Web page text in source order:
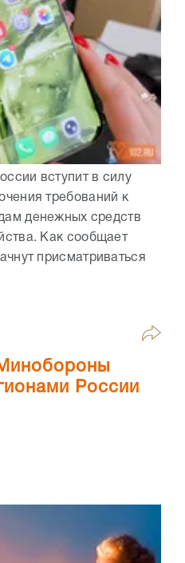
вступит в силу
требований к
денежных средств
Как сообщает
присматриваться
России